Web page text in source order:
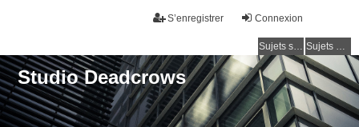
Connexion
S’enregistrer
Sujets sans réponse Sujets actifs
Studio Deadcrows